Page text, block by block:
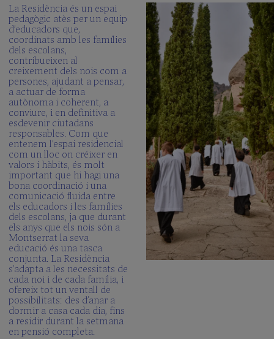
La Residència és un espai
pedagògic atès per un equip
d’educadors que,
coordinats amb les famílies
dels escolans,
contribueixen al
creixement dels nois com a
persones, ajudant a pensar,
a actuar de forma
autònoma i coherent, a
conviure, i en definitiva a
esdevenir ciutadans
responsables. Com que
entenem l’espai residencial
com un lloc on créixer en
valors i hàbits, és molt
important que hi hagi una
bona coordinació i una
comunicació fluida entre
els educadors i les famílies
dels escolans, ja que durant
els anys que els nois són a
Montserrat la seva
educació és una tasca
conjunta. La Residència
s’adapta a les necessitats de
cada noi i de cada família, i
ofereix tot un ventall de
possibilitats: des d’anar a
dormir a casa cada dia, fins
a residir durant la setmana
en pensió completa.